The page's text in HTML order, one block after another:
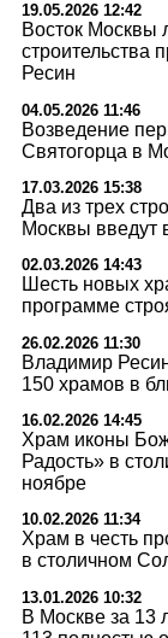
19.05.2026 12:42
Восток Москвы
строительства
Ресин
04.05.2026 11:46
Возведение
Святогорца в
17.03.2026 15:38
Два из трех
Москвы введут
02.03.2026 14:43
Шесть новых
программе
26.02.2026 11:30
Владимир
150 храмов в
16.02.2026 14:45
Храм иконы
Радость» в
ноябре
10.02.2026 11:34
Храм в честь
в столичном
13.01.2026 10:32
В Москве за 13